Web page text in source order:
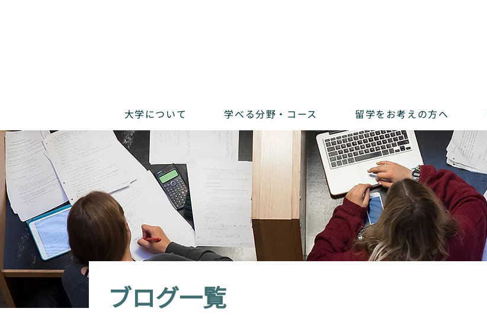
大学について 学べる分野・コース 留学をお考えの方へ
​ブログ一覧